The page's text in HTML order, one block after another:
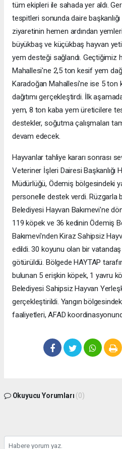
tüm ekipleri ile sahada yer aldı.
tespitleri sonunda daire
ziyaretinin hemen ardından
büyükbaş ve küçükbaş hayvan
yem desteği sağlandı. Geçtiğimiz
Mahallesi'ne 2,5 ton kesif yem
Karadoğan Mahallesi'ne ise 5
dağıtımı gerçekleştirdi. İlk
yem, 8 ton kaba yem üreticilere
destekler, soğutma çalışmaları
devam edecek.
Hayvanlar tahliye kararı sonrası
Veteriner İşleri Dairesi Başkanlığı
Müdürlüğü, Ödemiş bölgesindeki
personelle destek verdi. Rüzgarla
Belediyesi Hayvan Bakımevi'ne
119 köpek ve 36 kedinin Ödemiş
Bakımevi'nden Kiraz Sahipsiz
edildi. 30 koyunu olan bir vatandaş
götürüldü. Bölgede HAYTAP
bulunan 5 erişkin köpek, 1 yavru
Belediyesi Sahipsiz Hayvan
gerçekleştirildi. Yangın
faaliyetleri, AFAD
Okuyucu Yorumları (0)